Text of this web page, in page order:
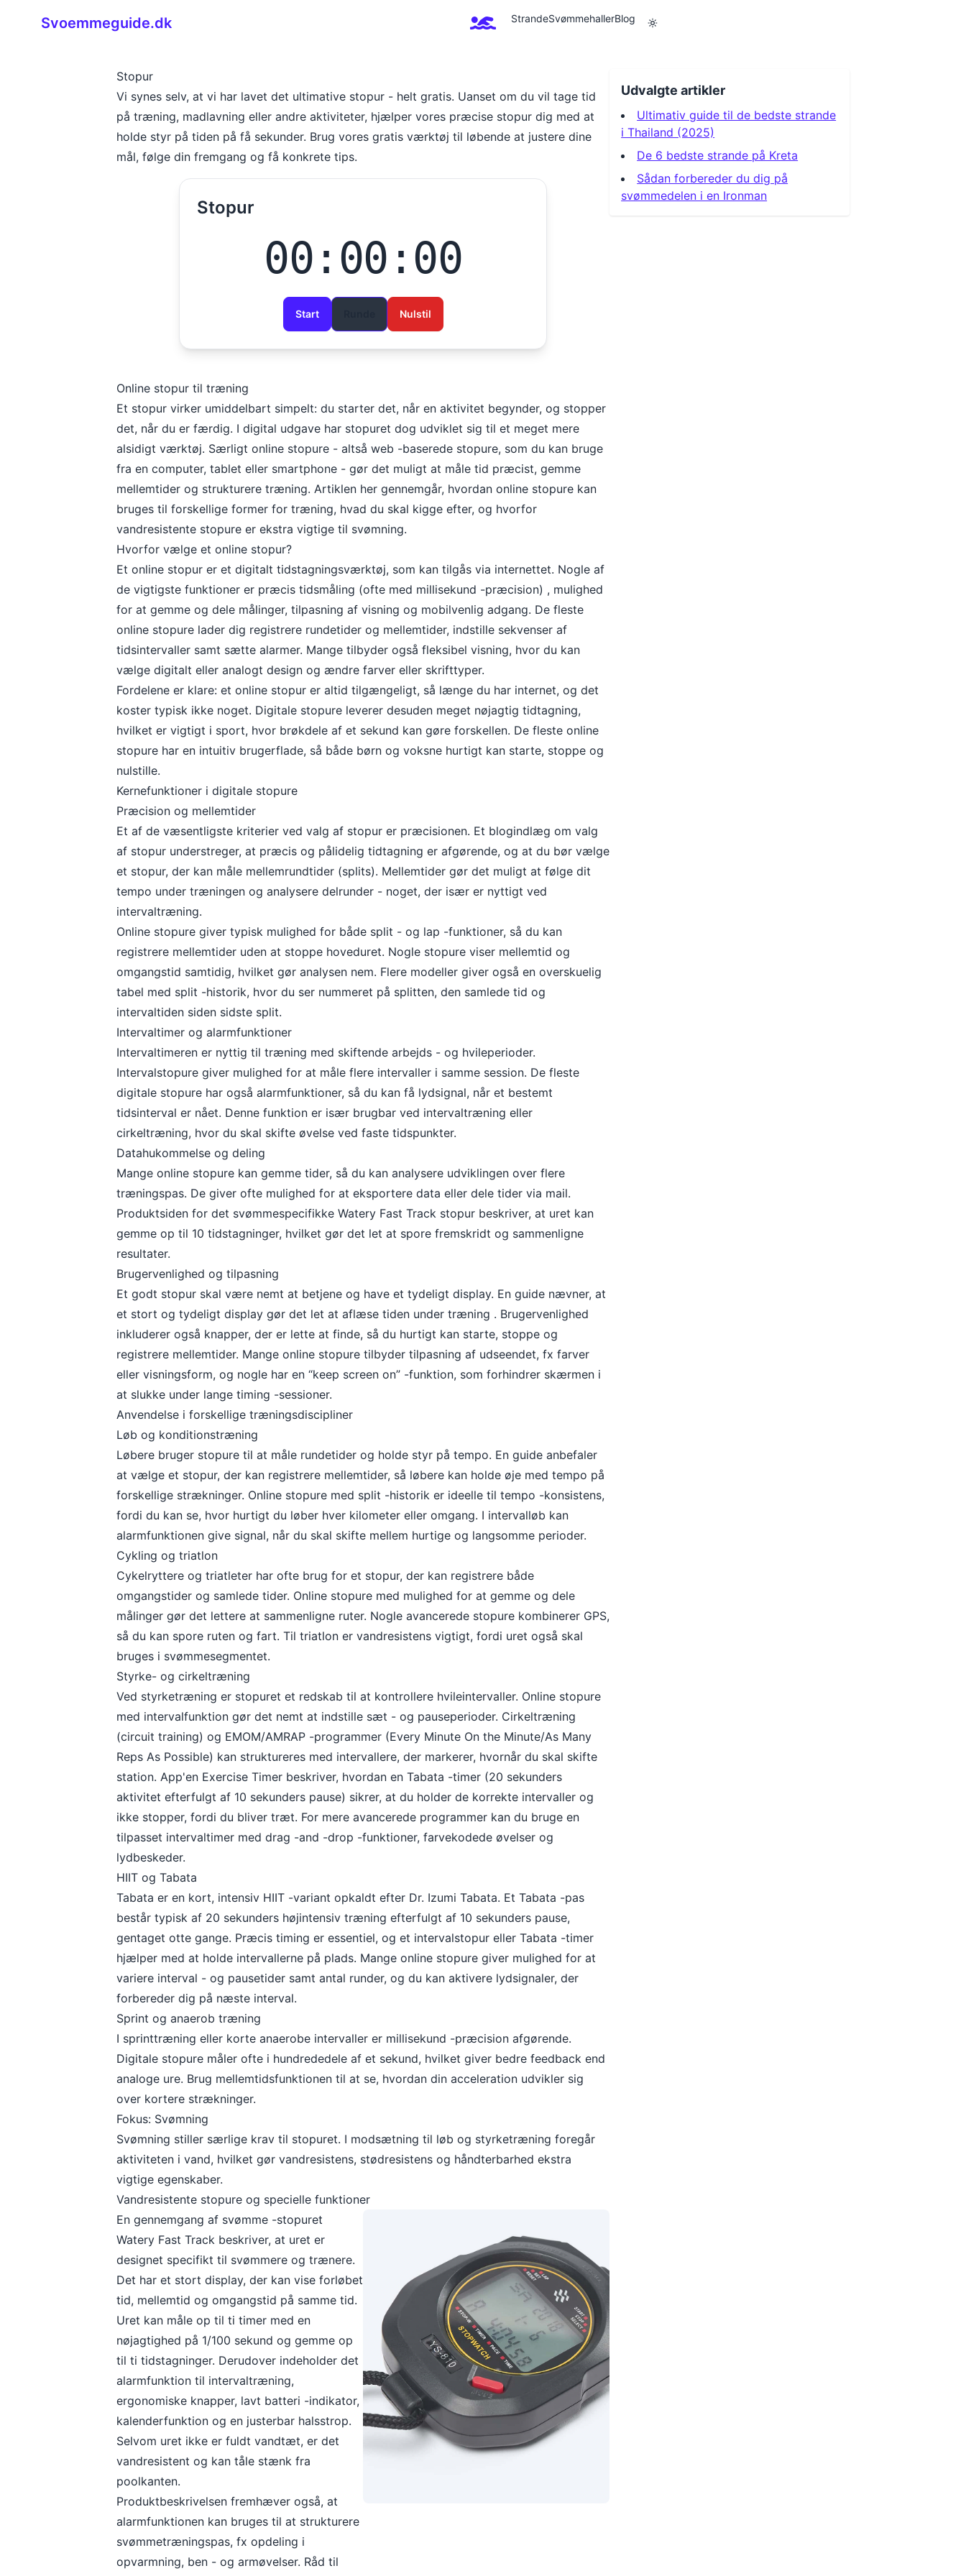
Svoemmeguide.dk StrandeSvømmehallerBlog
Udvalgte artikler
Ultimativ guide til de bedste strande
i Thailand (2025)
De 6 bedste strande på Kreta
Sådan forbereder du dig på
svømmedelen i en Ironman
Stopur
Vi synes selv, at vi har lavet det ultimative stopur - helt gratis. Uanset om du vil tage tid
på træning, madlavning eller andre aktiviteter, hjælper vores præcise stopur dig med at
holde styr på tiden på få sekunder. Brug vores gratis værktøj til løbende at justere dine
mål, følge din fremgang og få konkrete tips.
Stopur
00:00:00
Start Nulstil
Online stopur til træning
Et stopur virker umiddelbart simpelt: du starter det, når en aktivitet begynder, og stopper
det, når du er færdig. I digital udgave har stopuret dog udviklet sig til et meget mere
alsidigt værktøj. Særligt online stopure - altså web -baserede stopure, som du kan bruge
fra en computer, tablet eller smartphone - gør det muligt at måle tid præcist, gemme
mellemtider og strukturere træning. Artiklen her gennemgår, hvordan online stopure kan
bruges til forskellige former for træning, hvad du skal kigge efter, og hvorfor
vandresistente stopure er ekstra vigtige til svømning.
Hvorfor vælge et online stopur?
Et online stopur er et digitalt tidstagningsværktøj, som kan tilgås via internettet. Nogle af
de vigtigste funktioner er præcis tidsmåling (ofte med millisekund -præcision) , mulighed
for at gemme og dele målinger, tilpasning af visning og mobilvenlig adgang. De fleste
online stopure lader dig registrere rundetider og mellemtider, indstille sekvenser af
tidsintervaller samt sætte alarmer. Mange tilbyder også fleksibel visning, hvor du kan
vælge digitalt eller analogt design og ændre farver eller skrifttyper.
Fordelene er klare: et online stopur er altid tilgængeligt, så længe du har internet, og det
koster typisk ikke noget. Digitale stopure leverer desuden meget nøjagtig tidtagning,
hvilket er vigtigt i sport, hvor brøkdele af et sekund kan gøre forskellen. De fleste online
stopure har en intuitiv brugerflade, så både børn og voksne hurtigt kan starte, stoppe og
nulstille.
Kernefunktioner i digitale stopure
Præcision og mellemtider
Et af de væsentligste kriterier ved valg af stopur er præcisionen. Et blogindlæg om valg
af stopur understreger, at præcis og pålidelig tidtagning er afgørende, og at du bør vælge
et stopur, der kan måle mellemrundtider (splits). Mellemtider gør det muligt at følge dit
tempo under træningen og analysere delrunder - noget, der især er nyttigt ved
intervaltræning.
Online stopure giver typisk mulighed for både split - og lap -funktioner, så du kan
registrere mellemtider uden at stoppe hoveduret. Nogle stopure viser mellemtid og
omgangstid samtidig, hvilket gør analysen nem. Flere modeller giver også en overskuelig
tabel med split -historik, hvor du ser nummeret på splitten, den samlede tid og
intervaltiden siden sidste split.
Intervaltimer og alarmfunktioner
Intervaltimeren er nyttig til træning med skiftende arbejds - og hvileperioder.
Intervalstopure giver mulighed for at måle flere intervaller i samme session. De fleste
digitale stopure har også alarmfunktioner, så du kan få lydsignal, når et bestemt
tidsinterval er nået. Denne funktion er især brugbar ved intervaltræning eller
cirkeltræning, hvor du skal skifte øvelse ved faste tidspunkter.
Datahukommelse og deling
Mange online stopure kan gemme tider, så du kan analysere udviklingen over flere
træningspas. De giver ofte mulighed for at eksportere data eller dele tider via mail.
Produktsiden for det svømmespecifikke Watery Fast Track stopur beskriver, at uret kan
gemme op til 10 tidstagninger, hvilket gør det let at spore fremskridt og sammenligne
resultater.
Brugervenlighed og tilpasning
Et godt stopur skal være nemt at betjene og have et tydeligt display. En guide nævner, at
et stort og tydeligt display gør det let at aflæse tiden under træning . Brugervenlighed
inkluderer også knapper, der er lette at finde, så du hurtigt kan starte, stoppe og
registrere mellemtider. Mange online stopure tilbyder tilpasning af udseendet, fx farver
eller visningsform, og nogle har en “keep screen on” -funktion, som forhindrer skærmen i
at slukke under lange timing -sessioner.
Anvendelse i forskellige træningsdiscipliner
Løb og konditionstræning
Løbere bruger stopure til at måle rundetider og holde styr på tempo. En guide anbefaler
at vælge et stopur, der kan registrere mellemtider, så løbere kan holde øje med tempo på
forskellige strækninger. Online stopure med split -historik er ideelle til tempo -konsistens,
fordi du kan se, hvor hurtigt du løber hver kilometer eller omgang. I intervalløb kan
alarmfunktionen give signal, når du skal skifte mellem hurtige og langsomme perioder.
Cykling og triatlon
Cykelryttere og triatleter har ofte brug for et stopur, der kan registrere både
omgangstider og samlede tider. Online stopure med mulighed for at gemme og dele
målinger gør det lettere at sammenligne ruter. Nogle avancerede stopure kombinerer GPS,
så du kan spore ruten og fart. Til triatlon er vandresistens vigtigt, fordi uret også skal
bruges i svømmesegmentet.
Styrke- og cirkeltræning
Ved styrketræning er stopuret et redskab til at kontrollere hvileintervaller. Online stopure
med intervalfunktion gør det nemt at indstille sæt - og pauseperioder. Cirkeltræning
(circuit training) og EMOM/AMRAP -programmer (Every Minute On the Minute/As Many
Reps As Possible) kan struktureres med intervallere, der markerer, hvornår du skal skifte
station. App'en Exercise Timer beskriver, hvordan en Tabata -timer (20 sekunders
aktivitet efterfulgt af 10 sekunders pause) sikrer, at du holder de korrekte intervaller og
ikke stopper, fordi du bliver træt. For mere avancerede programmer kan du bruge en
tilpasset intervaltimer med drag -and -drop -funktioner, farvekodede øvelser og
lydbeskeder.
HIIT og Tabata
Tabata er en kort, intensiv HIIT -variant opkaldt efter Dr. Izumi Tabata. Et Tabata -pas
består typisk af 20 sekunders højintensiv træning efterfulgt af 10 sekunders pause,
gentaget otte gange. Præcis timing er essentiel, og et intervalstopur eller Tabata -timer
hjælper med at holde intervallerne på plads. Mange online stopure giver mulighed for at
variere interval - og pausetider samt antal runder, og du kan aktivere lydsignaler, der
forbereder dig på næste interval.
Sprint og anaerob træning
I sprinttræning eller korte anaerobe intervaller er millisekund -præcision afgørende.
Digitale stopure måler ofte i hundrededele af et sekund, hvilket giver bedre feedback end
analoge ure. Brug mellemtidsfunktionen til at se, hvordan din acceleration udvikler sig
over kortere strækninger.
Fokus: Svømning
Svømning stiller særlige krav til stopuret. I modsætning til løb og styrketræning foregår
aktiviteten i vand, hvilket gør vandresistens, stødresistens og håndterbarhed ekstra
vigtige egenskaber.
Vandresistente stopure og specielle funktioner
En gennemgang af svømme -stopuret
Watery Fast Track beskriver, at uret er
designet specifikt til svømmere og trænere.
Det har et stort display, der kan vise forløbet
tid, mellemtid og omgangstid på samme tid.
Uret kan måle op til ti timer med en
nøjagtighed på 1/100 sekund og gemme op
til ti tidstagninger. Derudover indeholder det
alarmfunktion til intervaltræning,
ergonomiske knapper, lavt batteri -indikator,
kalenderfunktion og en justerbar halsstrop.
Selvom uret ikke er fuldt vandtæt, er det
vandresistent og kan tåle stænk fra
poolkanten.
Produktbeskrivelsen fremhæver også, at
alarmfunktionen kan bruges til at strukturere
svømmetræningspas, fx opdeling i
opvarmning, ben - og armøvelser. Råd til